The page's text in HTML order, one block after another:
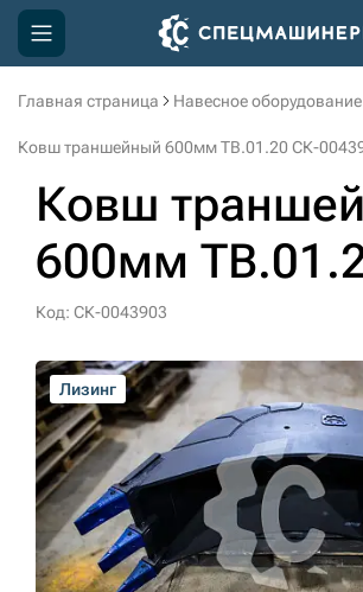
Главная страница Навесное оборудование
Ковш траншейный 600мм TB.01.20 СК-
Ковш
600мм
Код: СК-0043903
Лизинг
Лизинг
Лизинг
Лизинг
Компания
Доставка и оплата
Информация
Контакты
3D тур по производству
3D тур по складам
sksale@skdst.ru
+7 (499) 394-50-93